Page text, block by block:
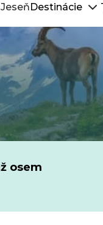
Destinácie
osem